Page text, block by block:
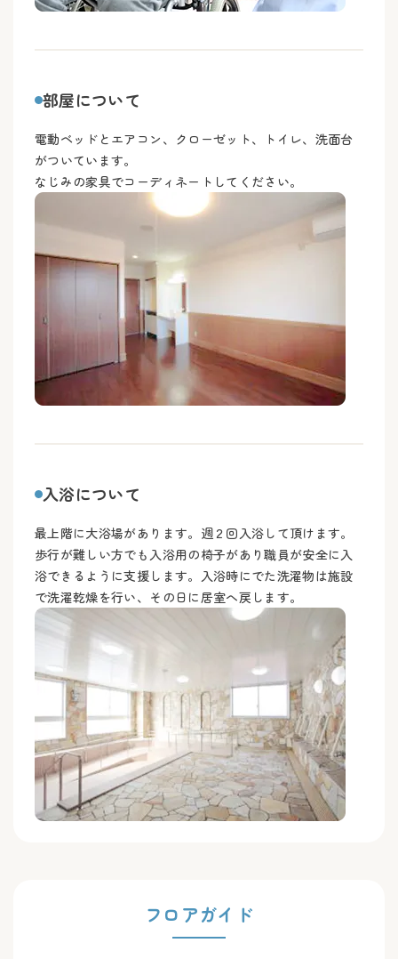
部屋について
電動ベッドとエアコン、クローゼット、トイレ、洗面台
がついています。
なじみの家具でコーディネートしてください。
入浴について
最上階に大浴場があります。週２回入浴して頂けます。
歩行が難しい方でも入浴用の椅子があり職員が安全に入
浴できるように支援します。入浴時にでた洗濯物は施設
で洗濯乾燥を行い、その日に居室へ戻します。
フロアガイド